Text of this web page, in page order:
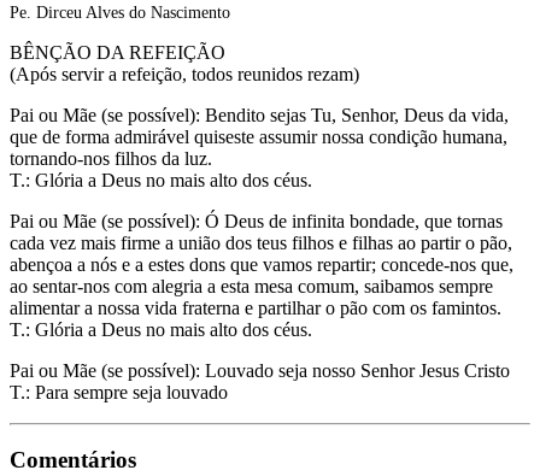
Pe. Dirceu Alves do Nascimento
BÊNÇÃO DA REFEIÇÃO
(Após servir a refeição, todos reunidos rezam)
Pai ou Mãe (se possível): Bendito sejas Tu, Senhor, Deus da vida,
que de forma admirável quiseste assumir nossa condição humana,
tornando-nos filhos da luz.
T.: Glória a Deus no mais alto dos céus.
Pai ou Mãe (se possível): Ó Deus de infinita bondade, que tornas
cada vez mais firme a união dos teus filhos e filhas ao partir o pão,
abençoa a nós e a estes dons que vamos repartir; concede-nos que,
ao sentar-nos com alegria a esta mesa comum, saibamos sempre
alimentar a nossa vida fraterna e partilhar o pão com os famintos.
T.: Glória a Deus no mais alto dos céus.
Pai ou Mãe (se possível): Louvado seja nosso Senhor Jesus Cristo
T.: Para sempre seja louvado
Comentários